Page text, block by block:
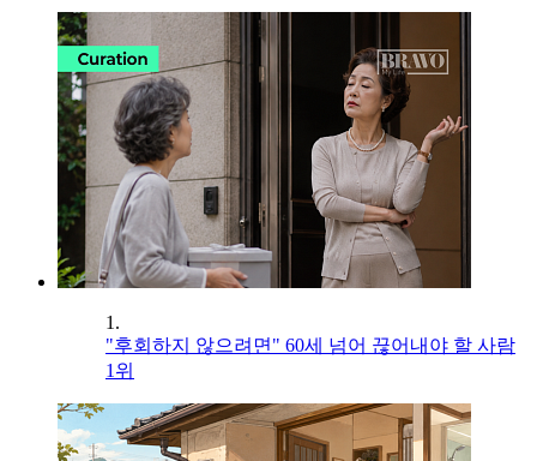
1.
"후회하지 않으려면" 60세 넘어 끊어내야 할 사람
1위